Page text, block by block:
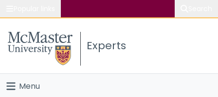
Study
Connect
Experts
Menu